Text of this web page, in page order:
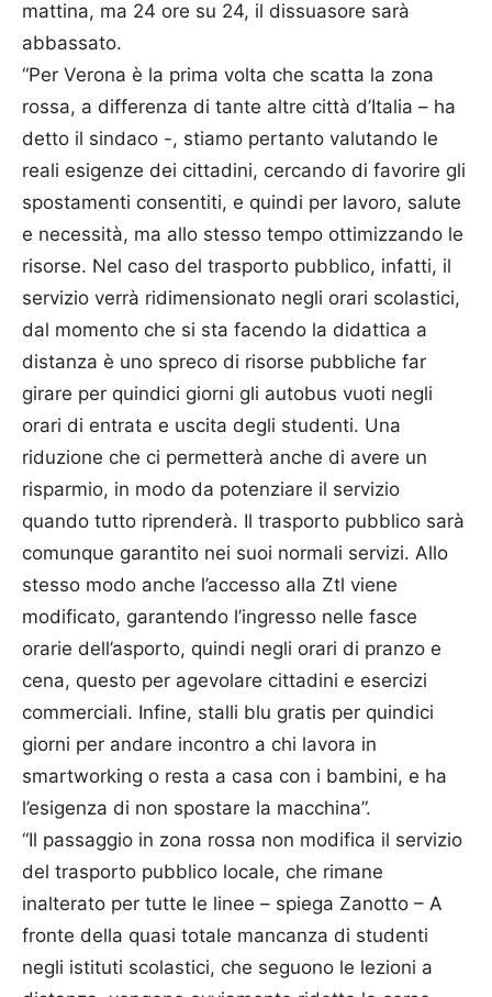
mattina, ma 24 ore su 24, il dissuasore sarà
abbassato.
“Per Verona è la prima volta che scatta la zona
rossa, a differenza di tante altre città d’Italia – ha
detto il sindaco -, stiamo pertanto valutando le
reali esigenze dei cittadini, cercando di favorire gli
spostamenti consentiti, e quindi per lavoro, salute
e necessità, ma allo stesso tempo ottimizzando le
risorse. Nel caso del trasporto pubblico, infatti, il
servizio verrà ridimensionato negli orari scolastici,
dal momento che si sta facendo la didattica a
distanza è uno spreco di risorse pubbliche far
girare per quindici giorni gli autobus vuoti negli
orari di entrata e uscita degli studenti. Una
riduzione che ci permetterà anche di avere un
risparmio, in modo da potenziare il servizio
quando tutto riprenderà. Il trasporto pubblico sarà
comunque garantito nei suoi normali servizi. Allo
stesso modo anche l’accesso alla Ztl viene
modificato, garantendo l’ingresso nelle fasce
orarie dell’asporto, quindi negli orari di pranzo e
cena, questo per agevolare cittadini e esercizi
commerciali. Infine, stalli blu gratis per quindici
giorni per andare incontro a chi lavora in
smartworking o resta a casa con i bambini, e ha
l’esigenza di non spostare la macchina”.
“Il passaggio in zona rossa non modifica il servizio
del trasporto pubblico locale, che rimane
inalterato per tutte le linee – spiega Zanotto – A
fronte della quasi totale mancanza di studenti
negli istituti scolastici, che seguono le lezioni a